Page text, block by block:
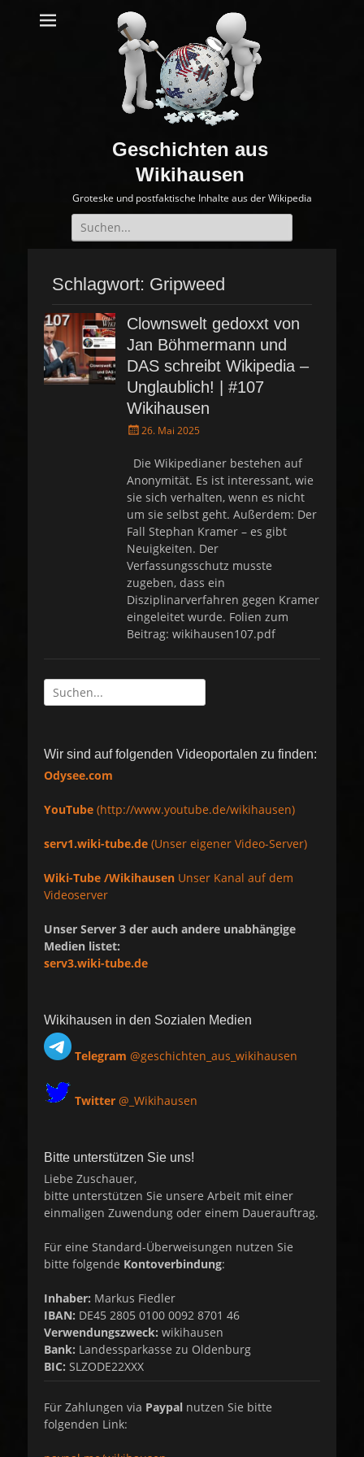
Geschichten aus
Wikihausen
Groteske und postfaktische Inhalte aus der Wikipedia
Suche
nach:
Schlagwort: Gripweed
Clownswelt gedoxxt von
Jan Böhmermann und
DAS schreibt Wikipedia –
Unglaublich! | #107
Wikihausen
P
t
e
d
o
n
26. Mai 2025
Die Wikipedianer bestehen auf
Anonymität. Es ist interessant, wie
sie sich verhalten, wenn es nicht
um sie selbst geht. Außerdem: Der
Fall Stephan Kramer – es gibt
Neuigkeiten. Der
Verfassungsschutz musste
zugeben, dass ein
Disziplinarverfahren gegen Kramer
eingeleitet wurde. Folien zum
Beitrag: wikihausen107.pdf
Suche
nach:
Wir sind auf folgenden Videoportalen zu finden:
Odysee.com
YouTube (http://www.youtube.de/wikihausen)
serv1.wiki-tube.de (Unser eigener Video-Server)
Wiki-Tube /Wikihausen Unser Kanal auf dem
Videoserver
Unser Server 3 der auch andere unabhängige
Medien listet:
serv3.wiki-tube.de
Wikihausen in den Sozialen Medien
Telegram @geschichten_aus_wikihausen
Twitter @_Wikihausen
Bitte unterstützen Sie uns!
Liebe Zuschauer,
bitte unterstützen Sie unsere Arbeit mit einer
einmaligen Zuwendung oder einem Dauerauftrag.
Für eine Standard-Überweisungen nutzen Sie
bitte folgende Kontoverbindung:
Inhaber: Markus Fiedler
IBAN: DE45 2805 0100 0092 8701 46
Verwendungszweck: wikihausen
Bank: Landessparkasse zu Oldenburg
BIC: SLZODE22XXX
Für Zahlungen via Paypal nutzen Sie bitte
folgenden Link: